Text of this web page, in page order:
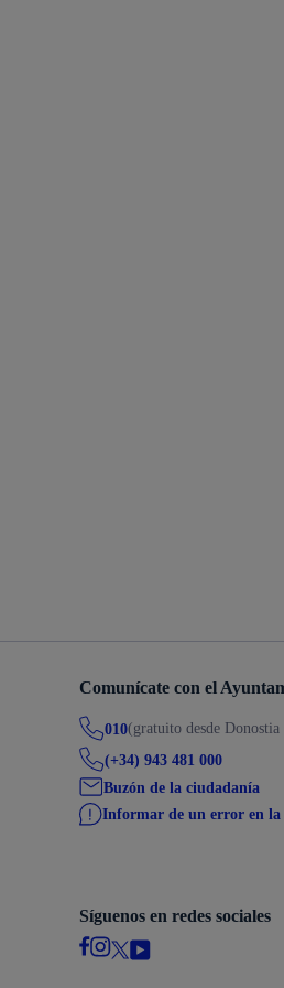
Participación
Comunícate con el
010(gratuito desde Donostia
(+34) 943 481 000
Buzón de la ciudadanía
Informar de un error en la
Síguenos en redes sociales